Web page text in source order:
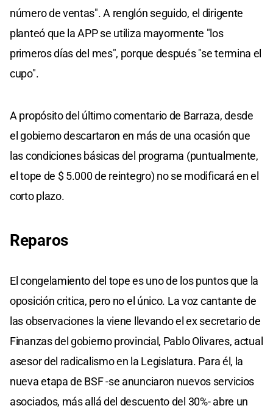
número de ventas". A renglón seguido, el dirigente
planteó que la APP se utiliza mayormente "los
primeros días del mes", porque después "se termina el
cupo".
A propósito del último comentario de Barraza, desde
el gobierno descartaron en más de una ocasión que
las condiciones básicas del programa (puntualmente,
el tope de $ 5.000 de reintegro) no se modificará en el
corto plazo.
Reparos
El congelamiento del tope es uno de los puntos que la
oposición critica, pero no el único. La voz cantante de
las observaciones la viene llevando el ex secretario de
Finanzas del gobierno provincial, Pablo Olivares, actual
asesor del radicalismo en la Legislatura. Para él, la
nueva etapa de BSF -se anunciaron nuevos servicios
asociados, más allá del descuento del 30%- abre un